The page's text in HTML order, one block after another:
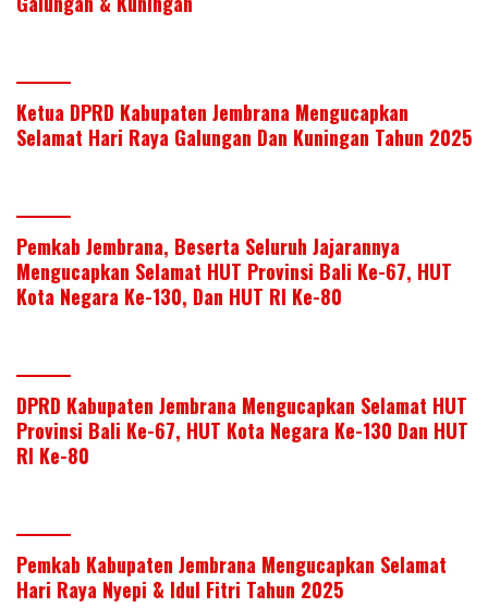
Ketua DPRD Kabupaten Jembrana Mengucapkan
Selamat Hari Raya Galungan Dan Kuningan Tahun 2025
Pemkab Jembrana, Beserta Seluruh Jajarannya
Mengucapkan Selamat HUT Provinsi Bali Ke-67, HUT
Kota Negara Ke-130, Dan HUT RI Ke-80
DPRD Kabupaten Jembrana Mengucapkan Selamat HUT
Provinsi Bali Ke-67, HUT Kota Negara Ke-130 Dan HUT
RI Ke-80
Pemkab Kabupaten Jembrana Mengucapkan Selamat
Hari Raya Nyepi & Idul Fitri Tahun 2025